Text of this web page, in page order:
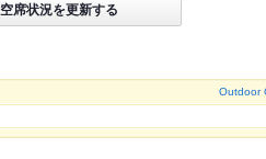
空席状況を更新する
Outdoor